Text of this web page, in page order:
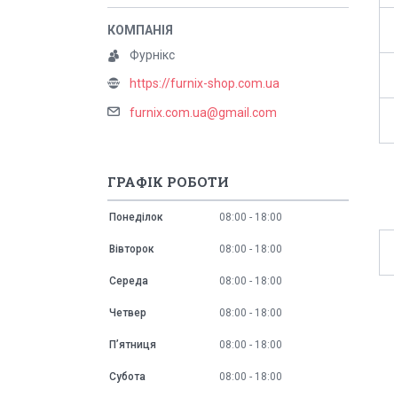
Фурнікс
https://furnix-shop.com.ua
furnix.com.ua@gmail.com
ГРАФІК РОБОТИ
Понеділок 08:00 18:00
Вівторок 08:00 18:00
Середа 08:00 18:00
Четвер 08:00 18:00
Пʼятниця 08:00 18:00
Субота 08:00 18:00